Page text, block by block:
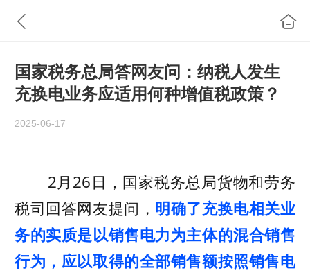
国家税务总局答网友问：纳税人发生
充换电业务应适用何种增值税政策？
2025-06-17
2月26日，国家税务总局货物和劳务
税司回答网友提问， 明确了充换电相关业
务的实质是以销售电力为主体的混合销售
行为，应以取得的全部销售额按照销售电